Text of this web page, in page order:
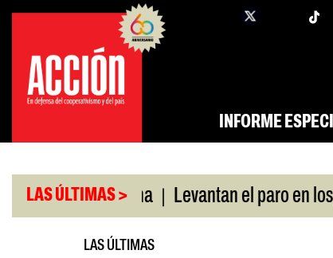
Saltar
contenido
facebook
INFORME
LAS ÚLTIMAS >
swap con China Levantan el paro en los
LAS ÚLTIMAS